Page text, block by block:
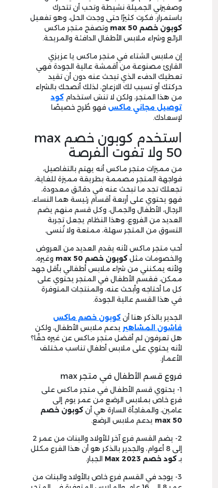
وصغيرتي الجميلة نشيطة وتحب أن تتحرك
باستمرار، فكرت كثيرًا حتى وجدت الحل، وهو تفعيل
كوبون خصم max 50
وتصفح متجر ماكس
الرائع وشراء ملابس الأطفال الدافئة والمريحة.
إن ملابس الشتاء في متجر ماكس يا عزيزي
القارئ مصنوعة من أقمشة عالية الجودة فهي
تعطيك الدفء الذي تبحث عنه دون أن تقيد
حركتك أو تسبب لك الازعاج، لذلك أنصحك بالشراء
من هذا المتجر، ولكن لا تنسَ استخدام كود
توصيل مجاني ماكس فهو طُرح خصيصًا
لإسعادك.
استخدم كوبون خصم max
50 ولا تفوت الفرصة
من مميزات متجر ماكس أنه يهتم بالتفاصيل،
فواجهة المتجر مصممة بطريقة مميزة للغاية،
تجعلك تجد ما تبحث عنه في دقائق معدودة،
فهو يحتوي على أربعة أقسام رئيسة هما النساء،
الرجال، الأطفال والجمال، وكل قسم منهم يضم
العديد من الفروع، وهذا النظام يجعل تجربة
التسوق من المتجر سهلة، ممتعة ولا تُنسى.
أحب متجر ماكس لأنه يقدم العديد من العروض
والخصومات مثل كوبون خصم max 50
وغيره،
ولأنه يمكنني من شراء ملابس أطفالي بأقل جهد
ممكن، فقسم الأطفال في المتجر يحتوي على
كل ما أحتاجه وأبحث عنه، والمنتجات المتوفرة
في هذا القسم عالية الجودة.
الجدير بالذكر هنا أن كوبون خصم ماكس
فاشون المشاهير يدعم ملابس الأطفال، ولكن
هل تعرفون لم أفضل متجر ماكس عن غيره حقًا؟
لأنه يحتوي على ملابس أطفال تناسب مختلف
الأعمار.
فروع قسم الأطفال في متجر max
1- يحتوي قسم الأطفال في متجر ماكس على
فرع خاص بملابس الرضع من عمر يوم إلى
عامين، والمفاجأة السارة هي أن كوبون خصم
max 50 يدعم ملابس الرضع.
2- يضم القسم فرع آخر للأولاد والبنات من عمر 2
إلى 8 أعوام، والجدير بالذكر هو أن هذا الفرع مكلل
بـكود خصم Max 2023 الجبار.
3- يوجد في القسم فرع خاص بالأولاد والبنات من